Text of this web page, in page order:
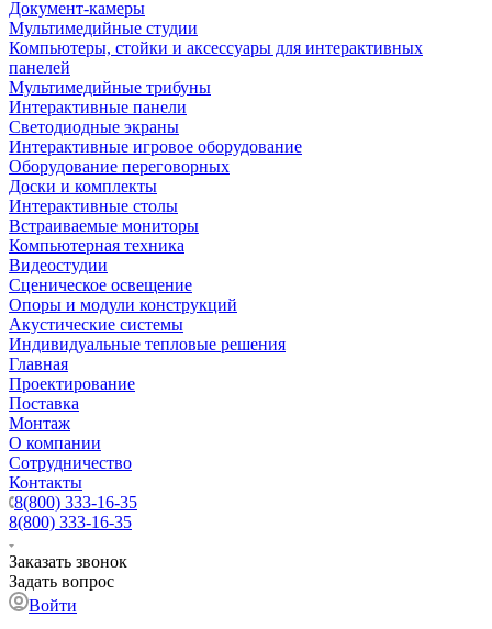
Документ-камеры
Мультимедийные студии
Компьютеры, стойки и аксессуары для интерактивных
панелей
Мультимедийные трибуны
Интерактивные панели
Светодиодные экраны
Интерактивные игровое оборудование
Оборудование переговорных
Доски и комплекты
Интерактивные столы
Встраиваемые мониторы
Компьютерная техника
Видеостудии
Cценическое освещение
Опоры и модули конструкций
Акустические системы
Индивидуальные тепловые решения
Главная
Проектирование
Поставка
Монтаж
О компании
Сотрудничество
Контакты
8(800) 333-16-35
8(800) 333-16-35
Заказать звонок
Задать вопрос
Войти